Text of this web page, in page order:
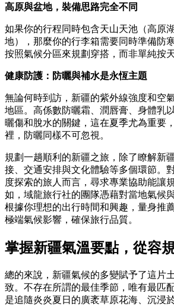
高原與盆地，裝備思路完全不同
如果你的行程同時包含天山天池（高原
地），那麼你的行李箱需要同時準備防
按照氣候分區來規劃穿搭，而非單純按天
健康防護：防曬與補水是永恆主題
無論何時到訪，新疆的紫外線強度和空
地區。高係數防曬霜、潤唇膏、身體乳
曬傷和脫水的關鍵，這在夏季尤為重要
裡，防曬同樣不可忽視。
規劃一趟順利的新疆之旅，除了瞭解新
接、交通安排與文化體驗等多個環節。
度探索的旅人而言，尋求專業協助能讓
如，域龍旅行社的團隊憑藉對當地氣候
根據你理想的出行時間和興趣，量身推
極端氣候影響，確保旅行品質。
掌握新疆氣溫要點，從容
總的來說，新疆氣候的多變賦予了這片
致。不存在所謂的最佳季節，唯有最匹
是追隨炎炎夏日的廣袤草原花海、沉浸